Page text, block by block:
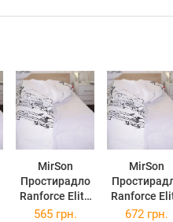
MirSon
Простирадло
Ranforce Elite
17-4743 Paris
MirSon
Ranforce
17-4743
565 грн. 672 грн.